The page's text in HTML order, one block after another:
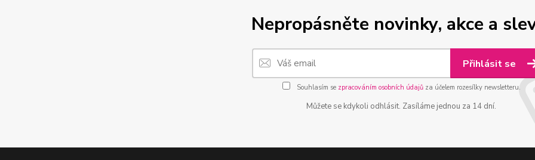
Nepropásněte novinky, akce a
Přihlásit se
Souhlasím se zpracováním osobních údajůza účelem rozesílky newsletteru.
Můžete se kdykoli odhlásit. Zasíláme jednou za 14 dní.